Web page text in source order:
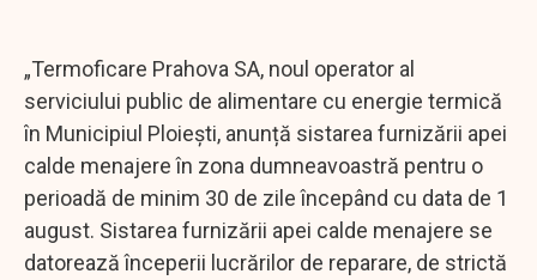
„Termoficare Prahova SA, noul operator al
serviciului public de alimentare cu energie termică
în Municipiul Ploiești, anunță sistarea furnizării apei
calde menajere în zona dumneavoastră pentru o
perioadă de minim 30 de zile începând cu data de 1
august. Sistarea furnizării apei calde menajere se
datorează începerii lucrărilor de reparare, de strictă